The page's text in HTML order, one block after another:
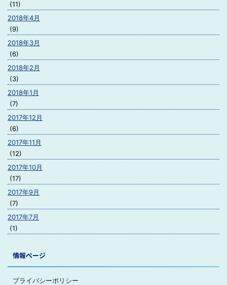
(11)
2018年4月
(9)
2018年3月
(6)
2018年2月
(3)
2018年1月
(7)
2017年12月
(6)
2017年11月
(12)
2017年10月
(17)
2017年9月
(7)
2017年7月
(1)
情報ページ
プライバシーポリシー